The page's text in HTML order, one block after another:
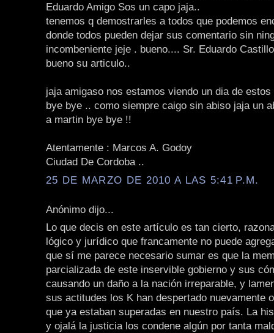
Eduardo Amigo Sos un capo jaja..
tenemos q demostrarles a todos que podemos
donde todos pueden dejar sus comentario sin
incombeniente jeje . bueno.... Sr. Eduardo
bueno su articulo..
jaja amigaso nos estamos viendo un dia de
bye bye .. como siempre caigo sin abiso jaja un
a martin bye bye !!
Atentamente : Marcos A. Godoy
Ciudad De Cordoba ..
25 DE MARZO DE 2010 A LAS 5:41 P.M.
Anónimo dijo...
Lo que decis en este artículo es tan cierto,
lógico y jurídico que francamente no puede
que sí me parece necesario sumar es que la
parcializada de este inservible gobierno y sus
causando un daño a la nación irreparable, y
sus actitudes los K han despertado nuevamente
que ya estaban superadas en nuestro país. La
y ojalá la justicia los condene algún por tanta